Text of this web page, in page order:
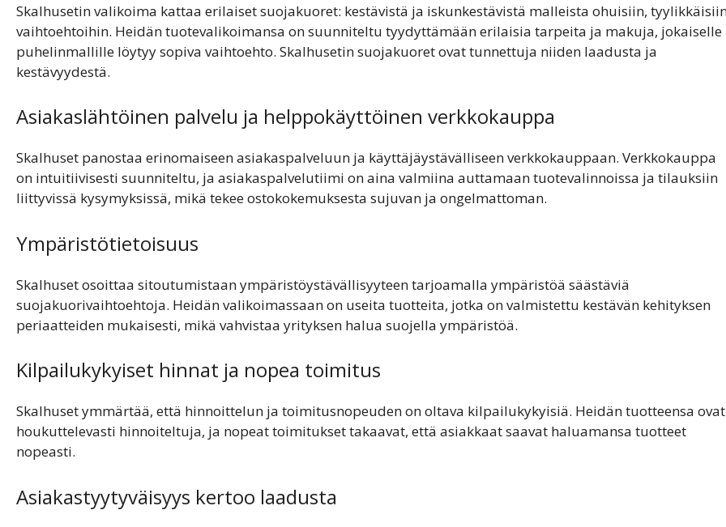
Skalhusetin valikoima kattaa erilaiset suojakuoret: kestävistä ja iskunkestävistä malleista ohuisiin,
vaihtoehtoihin. Heidän tuotevalikoimansa on suunniteltu tyydyttämään erilaisia tarpeita ja makuja, jokaiselle
puhelinmallille löytyy sopiva vaihtoehto. Skalhusetin suojakuoret ovat tunnettuja niiden laadusta ja
kestävyydestä.
Asiakaslähtöinen palvelu ja helppokäyttöinen verkkokauppa
Skalhuset panostaa erinomaiseen asiakaspalveluun ja käyttäjäystävälliseen verkkokauppaan. Verkkokauppa
on intuitiivisesti suunniteltu, ja asiakaspalvelutiimi on aina valmiina auttamaan tuotevalinnoissa ja tilauksiin
liittyvissä kysymyksissä, mikä tekee ostokokemuksesta sujuvan ja ongelmattoman.
Ympäristötietoisuus
Skalhuset osoittaa sitoutumistaan ympäristöystävällisyyteen tarjoamalla ympäristöä säästäviä
suojakuorivaihtoehtoja. Heidän valikoimassaan on useita tuotteita, jotka on valmistettu kestävän kehityksen
periaatteiden mukaisesti, mikä vahvistaa yrityksen halua suojella ympäristöä.
Kilpailukykyiset hinnat ja nopea toimitus
Skalhuset ymmärtää, että hinnoittelun ja toimitusnopeuden on oltava kilpailukykyisiä. Heidän tuotteensa ovat
houkuttelevasti hinnoiteltuja, ja nopeat toimitukset takaavat, että asiakkaat saavat haluamansa tuotteet
nopeasti.
Asiakastyytyväisyys kertoo laadusta